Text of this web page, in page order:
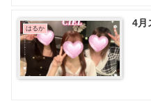
はるか 4月